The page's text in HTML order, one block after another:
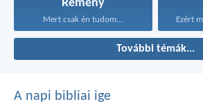
Remény
Mert csak én tudom...
További témák...
A napi bibliai ige